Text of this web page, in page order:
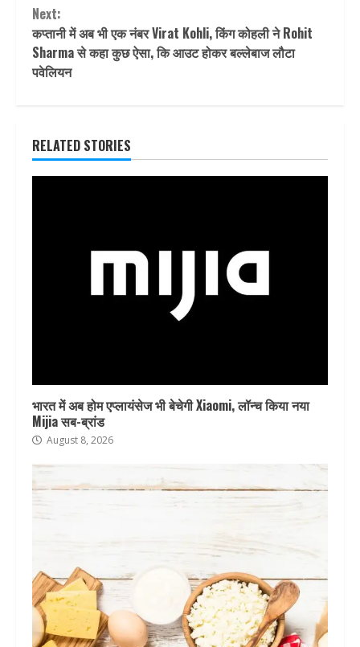
Next:
कप्तानी में अब भी एक नंबर Virat Kohli, किंग कोहली ने Rohit
Sharma से कहा कुछ ऐसा, कि आउट होकर बल्लेबाज लौटा
पवेलियन
RELATED STORIES
भारत में अब होम एप्लायंसेज भी बेचेगी Xiaomi, लॉन्च किया नया
Mijia सब-ब्रांड
August 8, 2026